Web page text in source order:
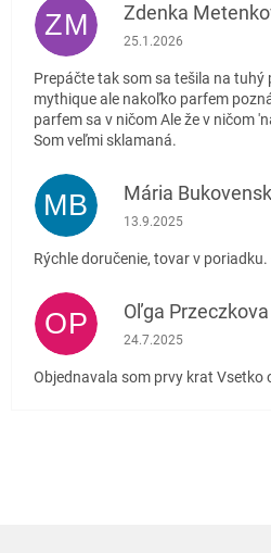
ZM Zdenka
Hodnotenie obchodu
25.1.2026
Prepáčte tak som sa tešila na tuhý
mythique ale nakoľko parfem
parfem sa v ničom Ale že v ničom
Som veľmi sklamaná.
MB Mária
Hodnotenie obchodu
13.9.2025
Rýchle doručenie, tovar v
OP Oľga Przeczkova
Hodnotenie obchodu
24.7.2025
Objednavala som prvy krat Vsetko